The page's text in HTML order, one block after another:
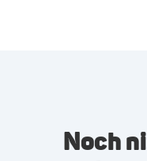
Noch